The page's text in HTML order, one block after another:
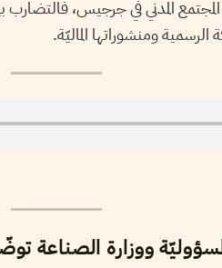
المدني في جرجيس، فالتضارب
ومنشوراتها الماليّة.
ووزارة الصناعة